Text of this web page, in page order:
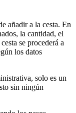
añadir a la cesta. En
la cantidad, el
se procederá a
los datos
solo es un
sin ningún